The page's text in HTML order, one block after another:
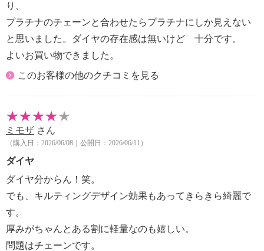
り、
プラチナのチェーンと合わせたらプラチナにしか見えない
と思いました。ダイヤの存在感は無いけど 十分です。
よいお買い物できました。
このお客様の他のクチコミを見る
ミモザ さん
（購入日：2026/06/08｜公開日：2026/06/11）
ダイヤ
ダイヤ分からん！笑。
でも、キルティングデザイン効果もあってきらきら綺麗で
す。
厚みがちゃんとある割に軽量なのも嬉しい。
問題はチェーンです。